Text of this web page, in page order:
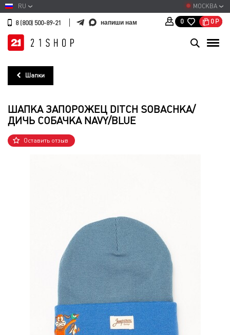
МОСКВА
RU
8 (800) 500-89-21 напиши нам 0 0 Р
Шапки
ШАПКА ЗАПОРОЖЕЦ DITCH SOBACHKA/
ДИЧЬ СОБАЧКА NAVY/BLUE
Оставить отзыв